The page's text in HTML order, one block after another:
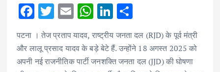
F
ac
e
b
T
it
te
E
ai
l
W
at
s
Li
k
e
ar
e
पटना । तेज प्रताप यादव, राष्ट्रीय जनता दल (RJD) के पूर्व मंत्री
और लालू प्रसाद यादव के बड़े बेटे हैं. उन्होंने 18 अगस्त 2025 को
अपनी नई राजनीतिक पार्टी जनशक्ति जनता दल (JJD) की घोषणा